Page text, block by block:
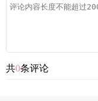
共0条评论